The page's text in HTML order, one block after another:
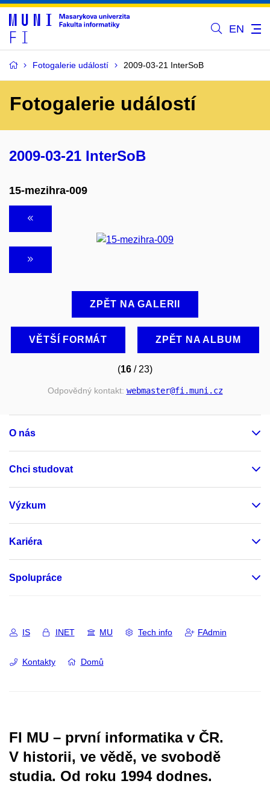
EN
Fotogalerie událostí 2009-03-21 InterSoB
Fotogalerie událostí
2009-03-21 InterSoB
15-mezihra-009
ZPĚT NA GALERII
VĚTŠÍ FORMÁT ZPĚT NA ALBUM
(16 / 23)
Odpovědný kontakt: webmaster@fi.muni.cz
O nás
Chci studovat
Výzkum
Kariéra
Spolupráce
IS INET MU Tech info FAdmin
Kontakty Domů
FI MU – první informatika v ČR.
V historii, ve vědě, ve svobodě
studia. Od roku 1994 dodnes.